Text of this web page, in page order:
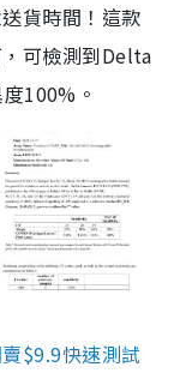
貨時間！這款
可檢測到Delta
100%。
$9.9快速測試